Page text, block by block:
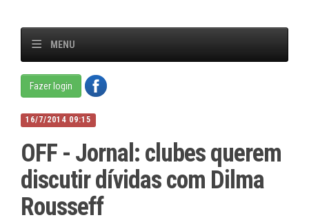
MENU
Fazer login
16/7/2014 09:15
OFF - Jornal: clubes querem
discutir dívidas com Dilma
Rousseff